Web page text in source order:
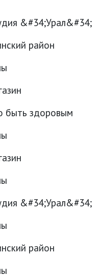
&#34;Урал&#34;
район
быть здоровым
&#34;Урал&#34;
район